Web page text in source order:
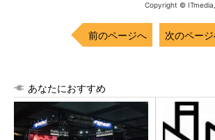
Copyright ©
前のページへ 次のペー
あなたにおすすめ